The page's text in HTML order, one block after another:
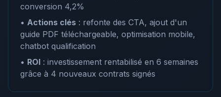
conversion 4,2%
• Actions clés : refonte des CTA, ajout d'un
guide PDF téléchargeable, optimisation mobile,
chatbot qualification
• ROI : investissement rentabilisé en 6 semaines
grâce à 4 nouveaux contrats signés